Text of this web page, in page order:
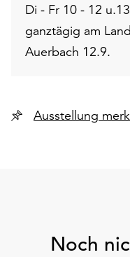
Di - Fr 10 - 12
ganztägig am
Auerbach 12.9.
Ausstellung
Noch